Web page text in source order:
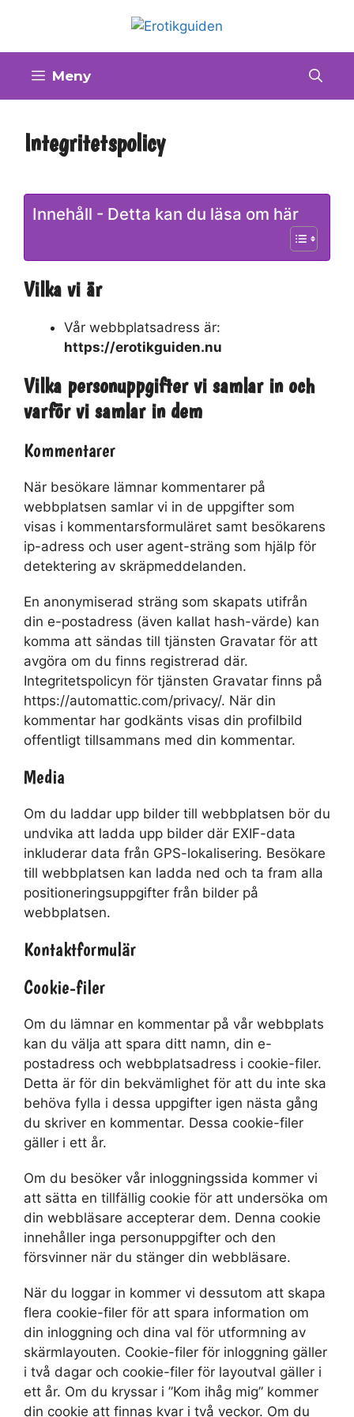
innehåll
Meny
Integritetspolicy
Innehåll - Detta kan du läsa om här
Vilka vi är
Vår webbplatsadress är:
https://erotikguiden.nu
Vilka personuppgifter vi samlar in och
varför vi samlar in dem
Kommentarer
När besökare lämnar kommentarer på
webbplatsen samlar vi in de uppgifter som
visas i kommentarsformuläret samt besökarens
ip-adress och user agent-sträng som hjälp för
detektering av skräpmeddelanden.
En anonymiserad sträng som skapats utifrån
din e-postadress (även kallat hash-värde) kan
komma att sändas till tjänsten Gravatar för att
avgöra om du finns registrerad där.
Integritetspolicyn för tjänsten Gravatar finns på
https://automattic.com/privacy/. När din
kommentar har godkänts visas din profilbild
offentligt tillsammans med din kommentar.
Media
Om du laddar upp bilder till webbplatsen bör du
undvika att ladda upp bilder där EXIF-data
inkluderar data från GPS-lokalisering. Besökare
till webbplatsen kan ladda ned och ta fram alla
positioneringsuppgifter från bilder på
webbplatsen.
Kontaktformulär
Cookie-filer
Om du lämnar en kommentar på vår webbplats
kan du välja att spara ditt namn, din e-
postadress och webbplatsadress i cookie-filer.
Detta är för din bekvämlighet för att du inte ska
behöva fylla i dessa uppgifter igen nästa gång
du skriver en kommentar. Dessa cookie-filer
gäller i ett år.
Om du besöker vår inloggningssida kommer vi
att sätta en tillfällig cookie för att undersöka om
din webbläsare accepterar dem. Denna cookie
innehåller inga personuppgifter och den
försvinner när du stänger din webbläsare.
När du loggar in kommer vi dessutom att skapa
flera cookie-filer för att spara information om
din inloggning och dina val för utformning av
skärmlayouten. Cookie-filer för inloggning gäller
i två dagar och cookie-filer för layoutval gäller i
ett år. Om du kryssar i ”Kom ihåg mig” kommer
din cookie att finnas kvar i två veckor. Om du